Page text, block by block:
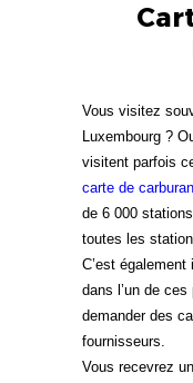
Vous visitez
Luxembourg ?
visitent parfois
carte de
de 6 000
toutes les
C’est
dans l’un de
demander des
fournisseurs.
Vous recevrez